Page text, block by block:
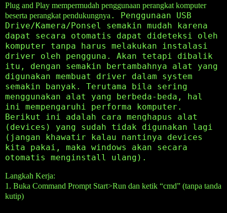
Plug and Play mempermudah penggunaan perangkat komputer
beserta perangkat pendukungnya . Penggunaan USB
Drive/Kamera/Ponsel semakin mudah karena
dapat secara otomatis dapat dideteksi oleh
komputer tanpa harus melakukan instalasi
driver oleh pengguna. Akan tetapi dibalik
itu, dengan semakin bertambahnya alat yang
digunakan membuat driver dalam system
semakin banyak. Terutama bila sering
menggunakan alat yang berbeda-beda, hal
ini mempengaruhi performa komputer.
Berikut ini adalah cara menghapus alat
(devices) yang sudah tidak digunakan lagi
(jangan khawatir kalau nantinya devices
kita pakai, maka windows akan secara
otomatis menginstall ulang).
Langkah Kerja:
1. Buka Command Prompt Start>Run dan ketik “cmd” (tanpa tanda
kutip)